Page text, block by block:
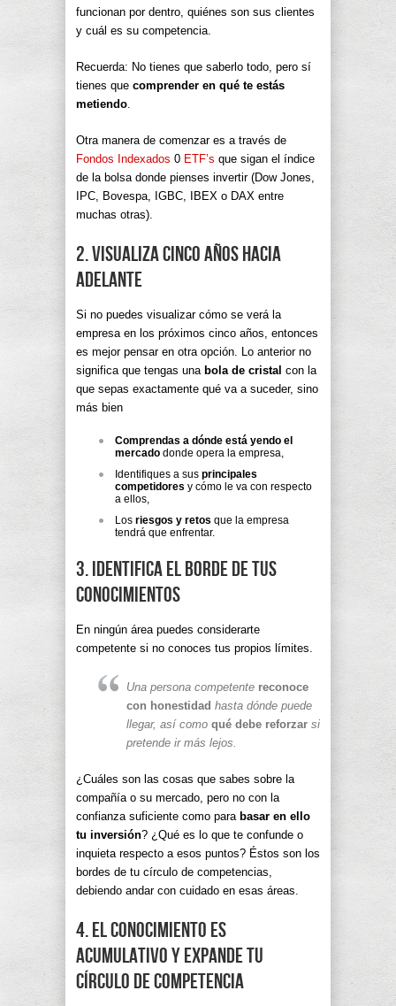
funcionan por dentro, quiénes son sus clientes
y cuál es su competencia.
Recuerda: No tienes que saberlo todo, pero sí
tienes que comprender en qué te estás
metiendo.
Otra manera de comenzar es a través de
Fondos Indexados 0 ETF’s que sigan el índice
de la bolsa donde pienses invertir (Dow Jones,
IPC, Bovespa, IGBC, IBEX o DAX entre
muchas otras).
2. Visualiza cinco años hacia
adelante
Si no puedes visualizar cómo se verá la
empresa en los próximos cinco años, entonces
es mejor pensar en otra opción. Lo anterior no
significa que tengas una bola de cristal con la
que sepas exactamente qué va a suceder, sino
más bien
Comprendas a dónde está yendo el
mercado donde opera la empresa,
Identifiques a sus principales
competidores y cómo le va con respecto
a ellos,
Los riesgos y retos que la empresa
tendrá que enfrentar.
3. Identifica el borde de tus
conocimientos
En ningún área puedes considerarte
competente si no conoces tus propios límites.
Una persona competente reconoce
con honestidad hasta dónde puede
llegar, así como qué debe reforzar si
pretende ir más lejos.
¿Cuáles son las cosas que sabes sobre la
compañía o su mercado, pero no con la
confianza suficiente como para basar en ello
tu inversión? ¿Qué es lo que te confunde o
inquieta respecto a esos puntos? Éstos son los
bordes de tu círculo de competencias,
debiendo andar con cuidado en esas áreas.
4. El conocimiento es
acumulativo y expande tu
círculo de competencia